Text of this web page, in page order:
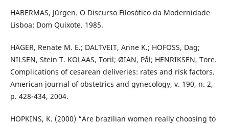
HABERMAS, Jürgen. O Discurso Filosófico da Modernidade
Lisboa: Dom Quixote. 1985.
HÄGER, Renate M. E.; DALTVEIT, Anne K.; HOFOSS, Dag;
NILSEN, Stein T. KOLAAS, Toril; ØIAN, Pål; HENRIKSEN, Tore.
Complications of cesarean deliveries: rates and risk factors.
American journal of obstetrics and gynecology, v. 190, n. 2,
p. 428-434, 2004.
HOPKINS, K. (2000) “Are brazilian women really choosing to